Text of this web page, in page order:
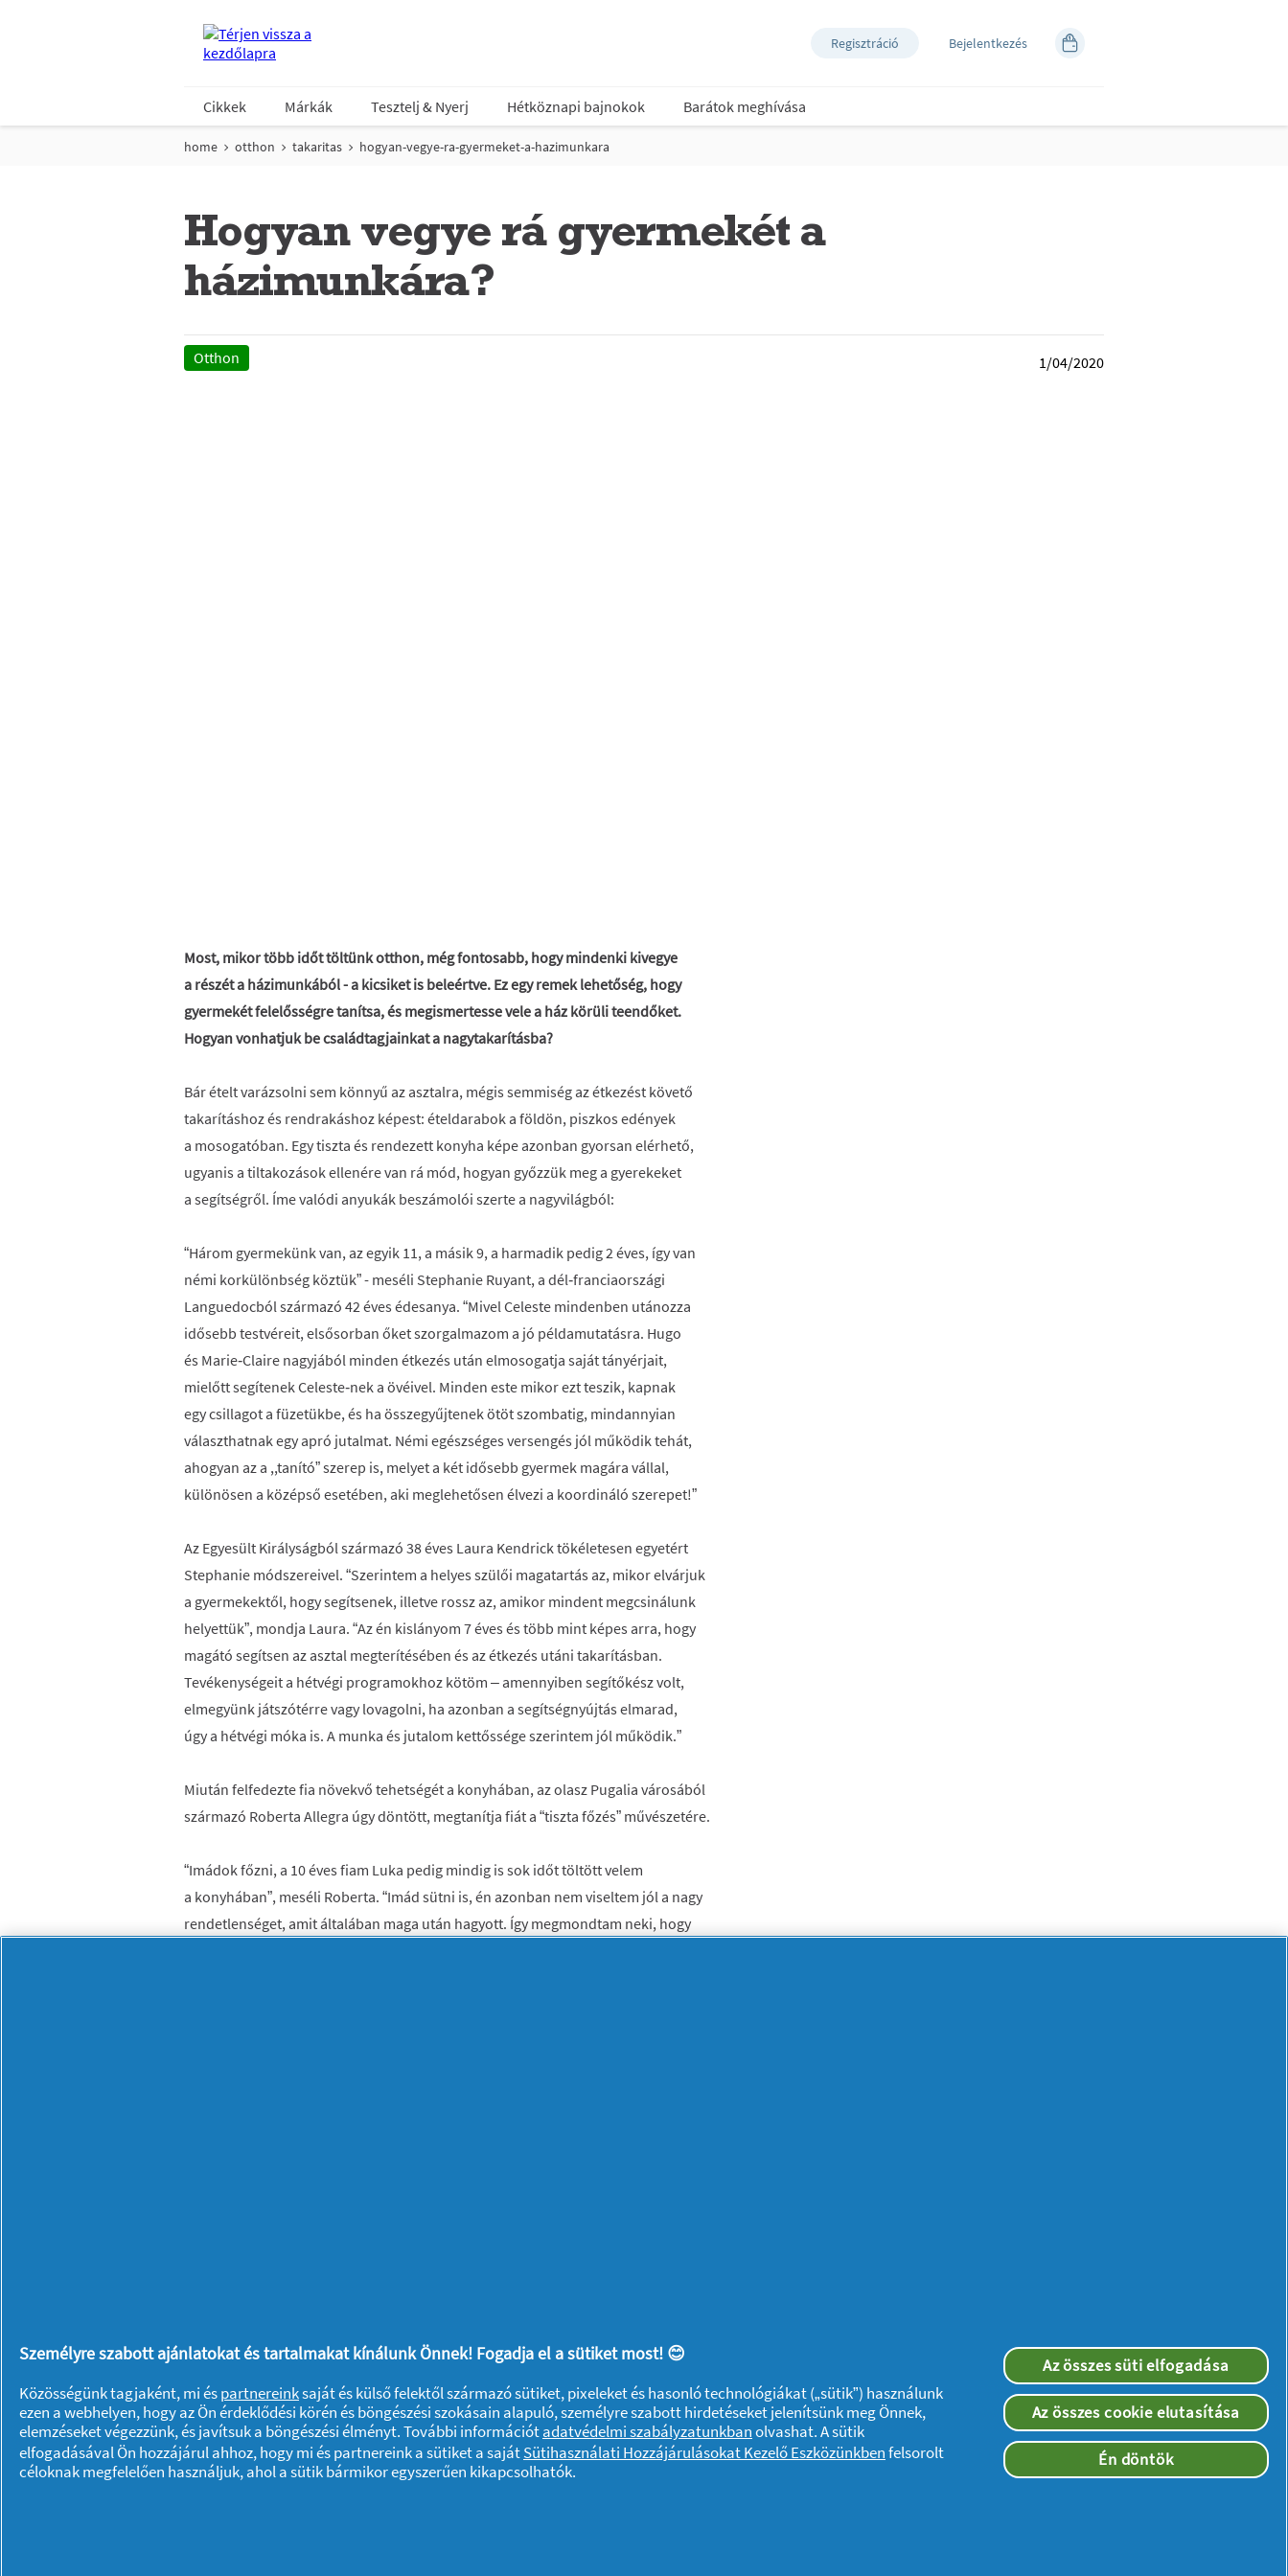
Regisztráció Bejelentkezés
Cikkek Márkák Tesztelj & Nyerj Hétköznapi bajnokok Barátok meghívása
home otthon takaritas hogyan-vegye-ra-gyermeket-a-hazimunkara
Hogyan vegye rá gyermekét a
házimunkára?
Otthon 1/04/2020
Most, mikor több időt töltünk otthon, még fontosabb, hogy mindenki kivegye
a részét a házimunkából - a kicsiket is beleértve. Ez egy remek lehetőség, hogy
gyermekét felelősségre tanítsa, és megismertesse vele a ház körüli teendőket.
Hogyan vonhatjuk be családtagjainkat a nagytakarításba?
Bár ételt varázsolni sem könnyű az asztalra, mégis semmiség az étkezést követő
takarításhoz és rendrakáshoz képest: ételdarabok a földön, piszkos edények
a mosogatóban. Egy tiszta és rendezett konyha képe azonban gyorsan elérhető,
ugyanis a tiltakozások ellenére van rá mód, hogyan győzzük meg a gyerekeket
a segítségről. Íme valódi anyukák beszámolói szerte a nagyvilágból:
“Három gyermekünk van, az egyik 11, a másik 9, a harmadik pedig 2 éves, így van
némi korkülönbség köztük” - meséli Stephanie Ruyant, a dél‑franciaországi
Languedocból származó 42 éves édesanya. “Mivel Celeste mindenben utánozza
idősebb testvéreit, elsősorban őket szorgalmazom a jó példamutatásra. Hugo
és Marie‑Claire nagyjából minden étkezés után elmosogatja saját tányérjait,
mielőtt segítenek Celeste‑nek a övéivel. Minden este mikor ezt teszik, kapnak
egy csillagot a füzetükbe, és ha összegyűjtenek ötöt szombatig, mindannyian
választhatnak egy apró jutalmat. Némi egészséges versengés jól működik tehát,
ahogyan az a ,,tanító” szerep is, melyet a két idősebb gyermek magára vállal,
különösen a középső esetében, aki meglehetősen élvezi a koordináló szerepet!”
Az Egyesült Királyságból származó 38 éves Laura Kendrick tökéletesen egyetért
Stephanie módszereivel. “Szerintem a helyes szülői magatartás az, mikor elvárjuk
a gyermekektől, hogy segítsenek, illetve rossz az, amikor mindent megcsinálunk
helyettük”, mondja Laura. “Az én kislányom 7 éves és több mint képes arra, hogy
magátó segítsen az asztal megterítésében és az étkezés utáni takarításban.
Tevékenységeit a hétvégi programokhoz kötöm – amennyiben segítőkész volt,
elmegyünk játszótérre vagy lovagolni, ha azonban a segítségnyújtás elmarad,
úgy a hétvégi móka is. A munka és jutalom kettőssége szerintem jól működik.”
Miután felfedezte fia növekvő tehetségét a konyhában, az olasz Pugalia városából
származó Roberta Allegra úgy döntött, megtanítja fiát a “tiszta főzés” művészetére.
“Imádok főzni, a 10 éves fiam Luka pedig mindig is sok időt töltött velem
a konyhában”, meséli Roberta. “Imád sütni is, én azonban nem viseltem jól a nagy
rendetlenséget, amit általában maga után hagyott. Így megmondtam neki, hogy
meg velünk tippjeit!
Amennyiben szeretne további tippeket és ötleteket olvasni a mosogatás
Személyre szabott ajánlatokat és tartalmakat kínálunk Önnek! Fogadja el a sütiket most! 😊
Közösségünk tagjaként, mi éspartnereinksaját és külső felektől származó sütiket, pixeleket és hasonló technológiákat („sütik”) használunk
ezen a webhelyen, hogy az Ön érdeklődési körén és böngészési szokásain alapuló, személyre szabott hirdetéseket jelenítsünk meg Önnek,
elemzéseket végezzünk, és javítsuk a böngészési élményt. További információtadatvédelmi szabályzatunkbanolvashat. A sütik
elfogadásával Ön hozzájárul ahhoz, hogy mi és partnereink a sütiket a sajátSütihasználati Hozzájárulásokat Kezelő Eszközünkbenfelsorolt
céloknak megfelelően használjuk, ahol a sütik bármikor egyszerűen kikapcsolhatók.
Az összes süti elfogadása
Az összes cookie elutasítása
Én döntök